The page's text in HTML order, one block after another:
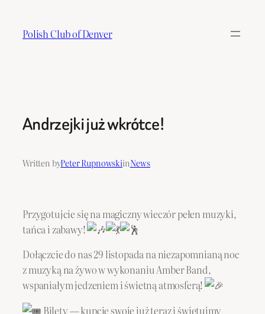
content
Polish Club of Denver
Andrzejki już wkrótce!
Written byPeter RupnowskiinNews
Przygotujcie się na magiczny wieczór pełen muzyki,
tańca i zabawy!
Dołączcie do nas 29 listopada na niezapomnianą noc
z muzyką na żywo w wykonaniu Amber Band,
wspaniałym jedzeniem i świetną atmosferą!
Bilety — kupcie swoje już teraz i świętujmy